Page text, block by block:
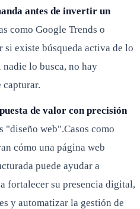
antes de invertir un
como Google Trends o
si existe búsqueda activa de lo
lo busca, no hay
capturar.
de valor con precisión
"diseño web".Casos como
cómo una página web
puede ayudar a
fortalecer su presencia digital,
y automatizar la gestión de